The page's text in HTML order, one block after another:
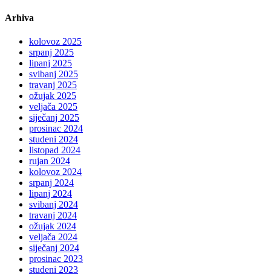
Arhiva
kolovoz 2025
srpanj 2025
lipanj 2025
svibanj 2025
travanj 2025
ožujak 2025
veljača 2025
siječanj 2025
prosinac 2024
studeni 2024
listopad 2024
rujan 2024
kolovoz 2024
srpanj 2024
lipanj 2024
svibanj 2024
travanj 2024
ožujak 2024
veljača 2024
siječanj 2024
prosinac 2023
studeni 2023